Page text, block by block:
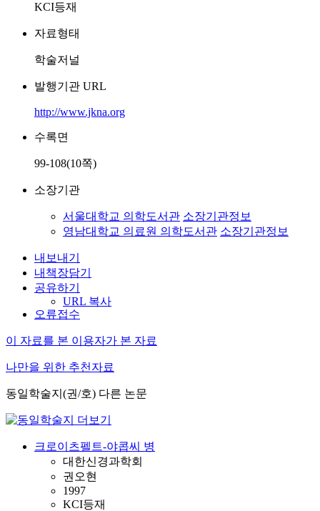
KCI등재
자료형태
학술저널
발행기관 URL
http://www.jkna.org
수록면
99-108(10쪽)
소장기관
서울대학교 의학도서관 소장기관정보
영남대학교 의료원 의학도서관 소장기관정보
내보내기
내책장담기
공유하기
URL 복사
오류접수
이 자료를 본 이용자가 본 자료
나만을 위한 추천자료
동일학술지(권/호) 다른 논문
크로이츠펠트-야콥씨 병
대한신경과학회
권오현
1997
KCI등재